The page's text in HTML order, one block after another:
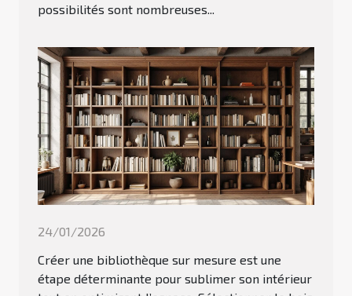
possibilités sont nombreuses...
24/01/2026
Créer une bibliothèque sur mesure est une
étape déterminante pour sublimer son intérieur